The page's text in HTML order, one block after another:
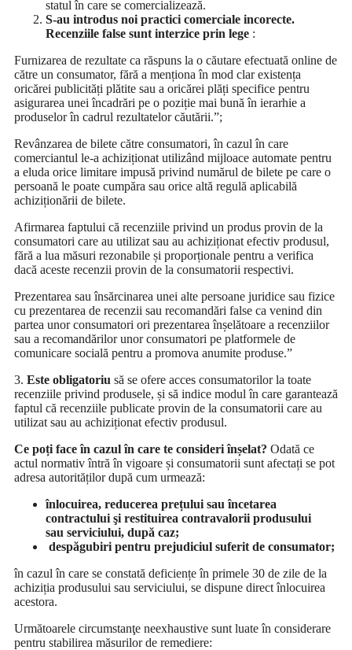
statul în care se comercializează.
S-au introdus noi practici comerciale incorecte.
Recenziile false sunt interzice prin lege :
Furnizarea de rezultate ca răspuns la o căutare efectuată online de
către un consumator, fără a menționa în mod clar existența
oricărei publicități plătite sau a oricărei plăți specifice pentru
asigurarea unei încadrări pe o poziție mai bună în ierarhie a
produselor în cadrul rezultatelor căutării.”;
Revânzarea de bilete către consumatori, în cazul în care
comerciantul le-a achiziționat utilizând mijloace automate pentru
a eluda orice limitare impusă privind numărul de bilete pe care o
persoană le poate cumpăra sau orice altă regulă aplicabilă
achiziționării de bilete.
Afirmarea faptului că recenziile privind un produs provin de la
consumatori care au utilizat sau au achiziționat efectiv produsul,
fără a lua măsuri rezonabile și proporționale pentru a verifica
dacă aceste recenzii provin de la consumatorii respectivi.
Prezentarea sau însărcinarea unei alte persoane juridice sau fizice
cu prezentarea de recenzii sau recomandări false ca venind din
partea unor consumatori ori prezentarea înșelătoare a recenziilor
sau a recomandărilor unor consumatori pe platformele de
comunicare socială pentru a promova anumite produse.”
3. Este obligatoriu să se ofere acces consumatorilor la toate
recenziile privind produsele, și să indice modul în care garantează
faptul că recenziile publicate provin de la consumatorii care au
utilizat sau au achiziționat efectiv produsul.
Ce poți face în cazul în care te consideri înșelat? Odată ce
actul normativ întră în vigoare și consumatorii sunt afectați se pot
adresa autorităților după cum urmează:
înlocuirea, reducerea prețului sau încetarea
contractului şi restituirea contravalorii produsului
sau serviciului, după caz;
despăgubiri pentru prejudiciul suferit de consumator;
în cazul în care se constată deficiențe în primele 30 de zile de la
achiziția produsului sau serviciului, se dispune direct înlocuirea
acestora.
Următoarele circumstanţe neexhaustive sunt luate în considerare
pentru stabilirea măsurilor de remediere: